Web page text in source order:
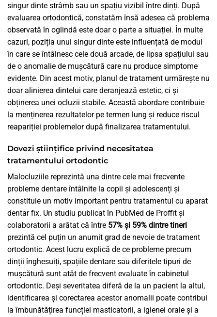
singur dinte strâmb sau un spațiu vizibil între dinți. După
evaluarea ortodontică, constatăm însă adesea că problema
observată în oglindă este doar o parte a situației. În multe
cazuri, poziția unui singur dinte este influențată de modul
în care se întâlnesc cele două arcade, de lipsa spațiului sau
de o anomalie de mușcătură care nu produce simptome
evidente. Din acest motiv, planul de tratament urmărește nu
doar alinierea dintelui care deranjează estetic, ci și
obținerea unei ocluzii stabile. Această abordare contribuie
la menținerea rezultatelor pe termen lung și reduce riscul
reapariției problemelor după finalizarea tratamentului.
Dovezi științifice privind necesitatea
tratamentului ortodontic
Malocluziile reprezintă una dintre cele mai frecvente
probleme dentare întâlnite la copii și adolescenți și
constituie un motiv important pentru tratamentul cu aparat
dentar fix. Un studiu publicat în PubMed de Proffit și
colaboratorii a arătat că între 57% și 59% dintre tineri
prezintă cel puțin un anumit grad de nevoie de tratament
ortodontic. Acest lucru explică de ce probleme precum
dinții înghesuiți, spațiile dentare sau diferitele tipuri de
mușcătură sunt atât de frecvent evaluate în cabinetul
ortodontic. Deși severitatea diferă de la un pacient la altul,
identificarea și corectarea acestor anomalii poate contribui
la îmbunătățirea funcției masticatorii, a igienei orale și a